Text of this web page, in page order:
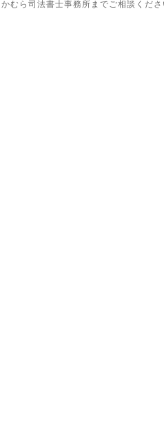
むら司法書士事務所までご相談く